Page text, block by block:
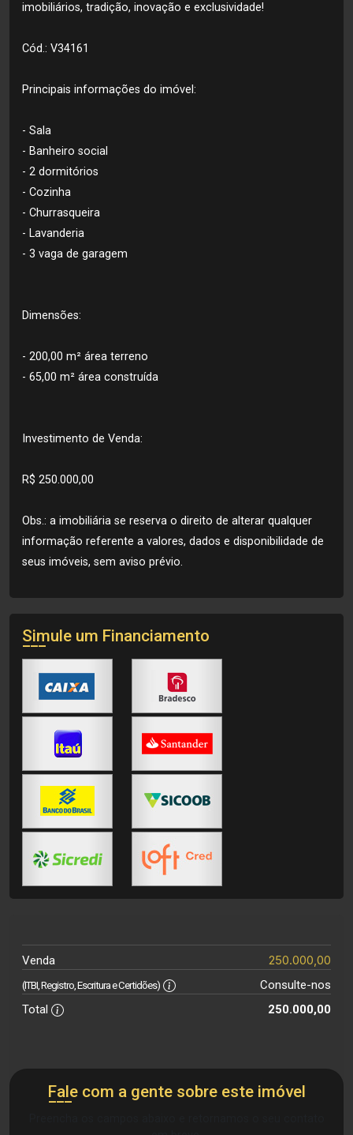
imobiliários, tradição, inovação e exclusividade!
Cód.: V34161
Principais informações do imóvel:
- Sala
- Banheiro social
- 2 dormitórios
- Cozinha
- Churrasqueira
- Lavanderia
- 3 vaga de garagem
Dimensões:
- 200,00 m² área terreno
- 65,00 m² área construída
Investimento de Venda:
R$ 250.000,00
Obs.: a imobiliária se reserva o direito de alterar qualquer
informação referente a valores, dados e disponibilidade de
seus imóveis, sem aviso prévio.
Simule um Financiamento
Venda 250.000,00
(ITBI, Registro, Escritura e Certidões)
Consulte-nos
Total
250.000,00
Fale com a gente sobre este imóvel